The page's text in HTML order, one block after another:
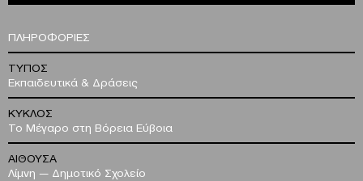
ΠΛΗΡΟΦΟΡΙΕΣ
ΤΥΠΟΣ
Εκπαιδευτικά & Δράσεις
ΚΥΚΛΟΣ
Το Μέγαρο στη Βόρεια Εύβοια
ΑΙΘΟΥΣΑ
Λίμνη — Δημοτικό Σχολείο